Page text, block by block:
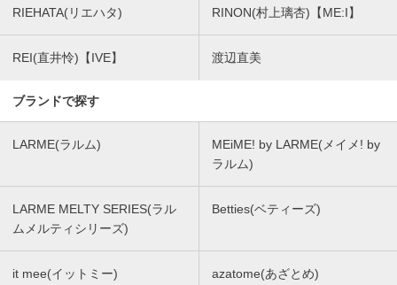
RIEHATA(リエハタ) RINON(村上璃杏)【ME:I】
REI(直井怜)【IVE】 渡辺直美
ブランドで探す
LARME(ラルム)
MEiME! by LARME(メイメ! by
ラルム)
LARME MELTY SERIES(ラル
ムメルティシリーズ)
Betties(ベティーズ)
it mee(イットミー) azatome(あざとめ)